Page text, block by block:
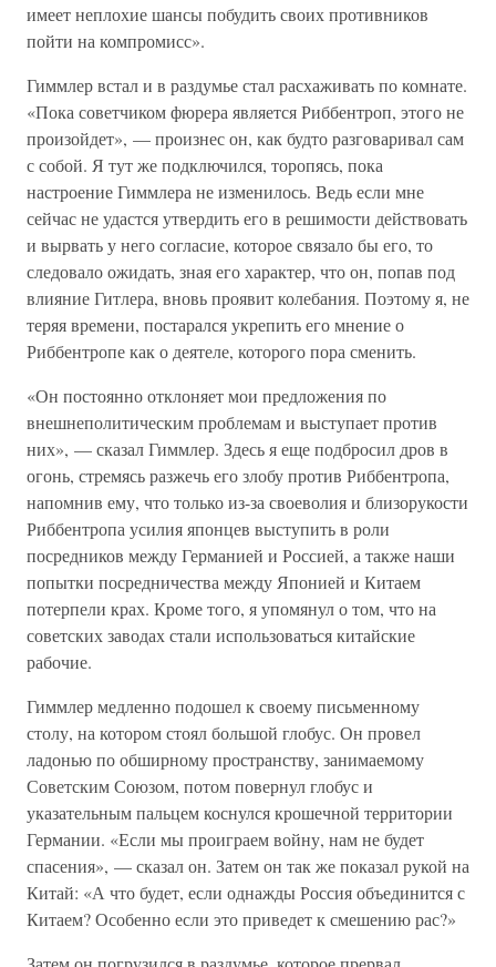
имеет неплохие шансы побудить своих противников
пойти на компромисс».
Гиммлер встал и в раздумье стал расхаживать по комнате.
«Пока советчиком фюрера является Риббентроп, этого не
произойдет», — произнес он, как будто разговаривал сам
с собой. Я тут же подключился, торопясь, пока
настроение Гиммлера не изменилось. Ведь если мне
сейчас не удастся утвердить его в решимости действовать
и вырвать у него согласие, которое связало бы его, то
следовало ожидать, зная его характер, что он, попав под
влияние Гитлера, вновь проявит колебания. Поэтому я, не
теряя времени, постарался укрепить его мнение о
Риббентропе как о деятеле, которого пора сменить.
«Он постоянно отклоняет мои предложения по
внешнеполитическим проблемам и выступает против
них», — сказал Гиммлер. Здесь я еще подбросил дров в
огонь, стремясь разжечь его злобу против Риббентропа,
напомнив ему, что только из-за своеволия и близорукости
Риббентропа усилия японцев выступить в роли
посредников между Германией и Россией, а также наши
попытки посредничества между Японией и Китаем
потерпели крах. Кроме того, я упомянул о том, что на
советских заводах стали использоваться китайские
рабочие.
Гиммлер медленно подошел к своему письменному
столу, на котором стоял большой глобус. Он провел
ладонью по обширному пространству, занимаемому
Советским Союзом, потом повернул глобус и
указательным пальцем коснулся крошечной территории
Германии. «Если мы проиграем войну, нам не будет
спасения», — сказал он. Затем он так же показал рукой на
Китай: «А что будет, если однажды Россия объединится с
Китаем? Особенно если это приведет к смешению рас?»